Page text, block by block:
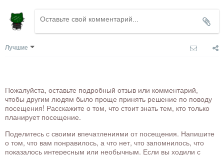
Лучшие
Пожалуйста, оставьте подробный отзыв или комментарий,
чтобы другим людям было проще принять решение по поводу
посещения! Расскажите о том, что стоит знать тем, кто только
планирует посещение.
Поделитесь с своими впечатлениями от посещения. Напишите
о том, что вам понравилось, а что нет, что запомнилось, что
показалось интересным или необычным. Если вы ходили с